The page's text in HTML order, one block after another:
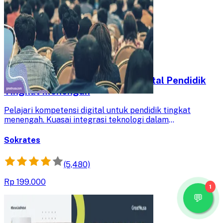
Pengembangan Kompetensi Digital Pendidik
Tingkat Menengah
Pelajari kompetensi digital untuk pendidik tingkat
menengah. Kuasai integrasi teknologi dalam
memajukan pendidikan Indonesia.
Sokrates
(5,480)
Rp 199.000
1